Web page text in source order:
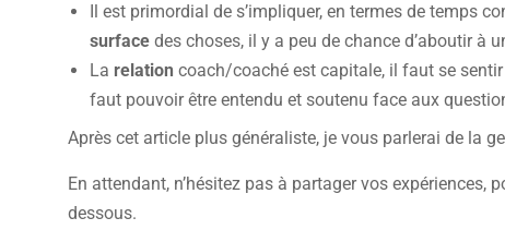
Il est primordial de s’impliquer, en termes de temps
surface des choses, il y a peu de chance d’aboutir à
La relation coach/coaché est capitale, il faut se
faut pouvoir être entendu et soutenu face aux
Après cet article plus généraliste, je vous parlerai de la
En attendant, n’hésitez pas à partager vos
dessous.